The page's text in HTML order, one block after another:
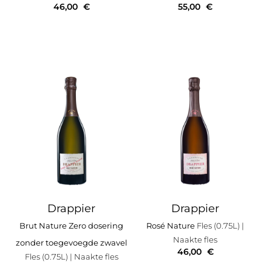
46,00 € 55,00 €
Drappier
Brut Nature Zero dosering
zonder toegevoegde zwavel
Fles (0.75L) | Naakte fles
Drappier
Rosé Nature Fles (0.75L) |
Naakte fles
46,00 €